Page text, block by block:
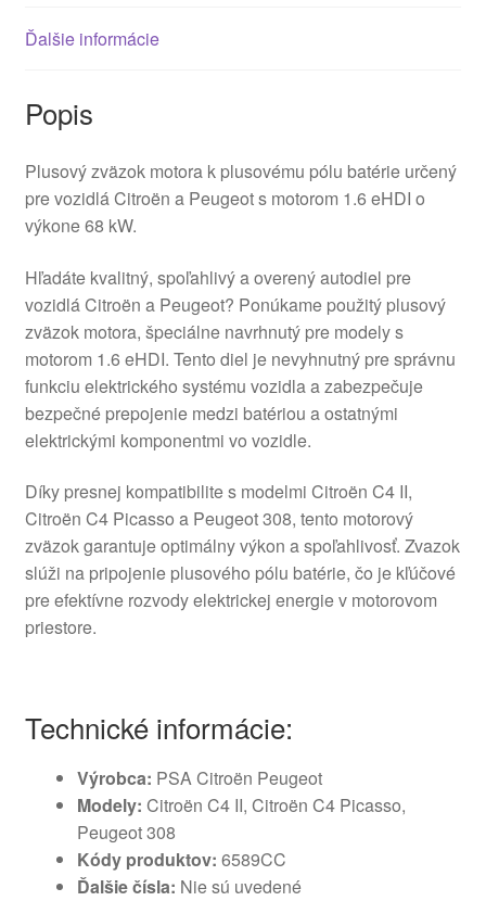
Ďalšie informácie
Popis
Plusový zväzok motora k plusovému pólu batérie určený
pre vozidlá Citroën a Peugeot s motorom 1.6 eHDI o
výkone 68 kW.
Hľadáte kvalitný, spoľahlivý a overený autodiel pre
vozidlá Citroën a Peugeot? Ponúkame použitý plusový
zväzok motora, špeciálne navrhnutý pre modely s
motorom 1.6 eHDI. Tento diel je nevyhnutný pre správnu
funkciu elektrického systému vozidla a zabezpečuje
bezpečné prepojenie medzi batériou a ostatnými
elektrickými komponentmi vo vozidle.
Díky presnej kompatibilite s modelmi Citroën C4 II,
Citroën C4 Picasso a Peugeot 308, tento motorový
zväzok garantuje optimálny výkon a spoľahlivosť. Zvazok
slúži na pripojenie plusového pólu batérie, čo je kľúčové
pre efektívne rozvody elektrickej energie v motorovom
priestore.
Technické informácie:
Výrobca: PSA Citroën Peugeot
Modely: Citroën C4 II, Citroën C4 Picasso,
Peugeot 308
Kódy produktov: 6589CC
Ďalšie čísla: Nie sú uvedené